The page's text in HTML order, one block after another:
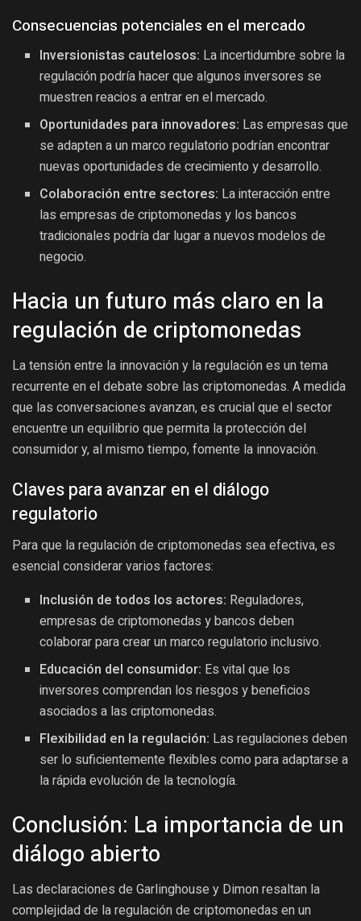
Consecuencias potenciales en el mercado
Inversionistas cautelosos: La incertidumbre sobre la
regulación podría hacer que algunos inversores se
muestren reacios a entrar en el mercado.
Oportunidades para innovadores: Las empresas que
se adapten a un marco regulatorio podrían encontrar
nuevas oportunidades de crecimiento y desarrollo.
Colaboración entre sectores: La interacción entre
las empresas de criptomonedas y los bancos
tradicionales podría dar lugar a nuevos modelos de
negocio.
Hacia un futuro más claro en la
regulación de criptomonedas
La tensión entre la innovación y la regulación es un tema
recurrente en el debate sobre las criptomonedas. A medida
que las conversaciones avanzan, es crucial que el sector
encuentre un equilibrio que permita la protección del
consumidor y, al mismo tiempo, fomente la innovación.
Claves para avanzar en el diálogo
regulatorio
Para que la regulación de criptomonedas sea efectiva, es
esencial considerar varios factores:
Inclusión de todos los actores: Reguladores,
empresas de criptomonedas y bancos deben
colaborar para crear un marco regulatorio inclusivo.
Educación del consumidor: Es vital que los
inversores comprendan los riesgos y beneficios
asociados a las criptomonedas.
Flexibilidad en la regulación: Las regulaciones deben
ser lo suficientemente flexibles como para adaptarse a
la rápida evolución de la tecnología.
Conclusión: La importancia de un
diálogo abierto
Las declaraciones de Garlinghouse y Dimon resaltan la
complejidad de la regulación de criptomonedas en un